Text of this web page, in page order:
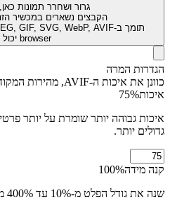
גרור ושחרר תמונות
הקבצים נשארים במכשיר
browser יכול לקרוא.
הגדרות המרה
כוונן את איכות ה-AVIF, מהירות המקודד וגודל הפלט לפני הייצוא.
איכות
75%
איכות גבוהה יותר שומרת על יותר
גדולים יותר.
קנה מידה 100%
שנה את גודל הפלט מ-10% עד 400% מהממדים המקוריים.